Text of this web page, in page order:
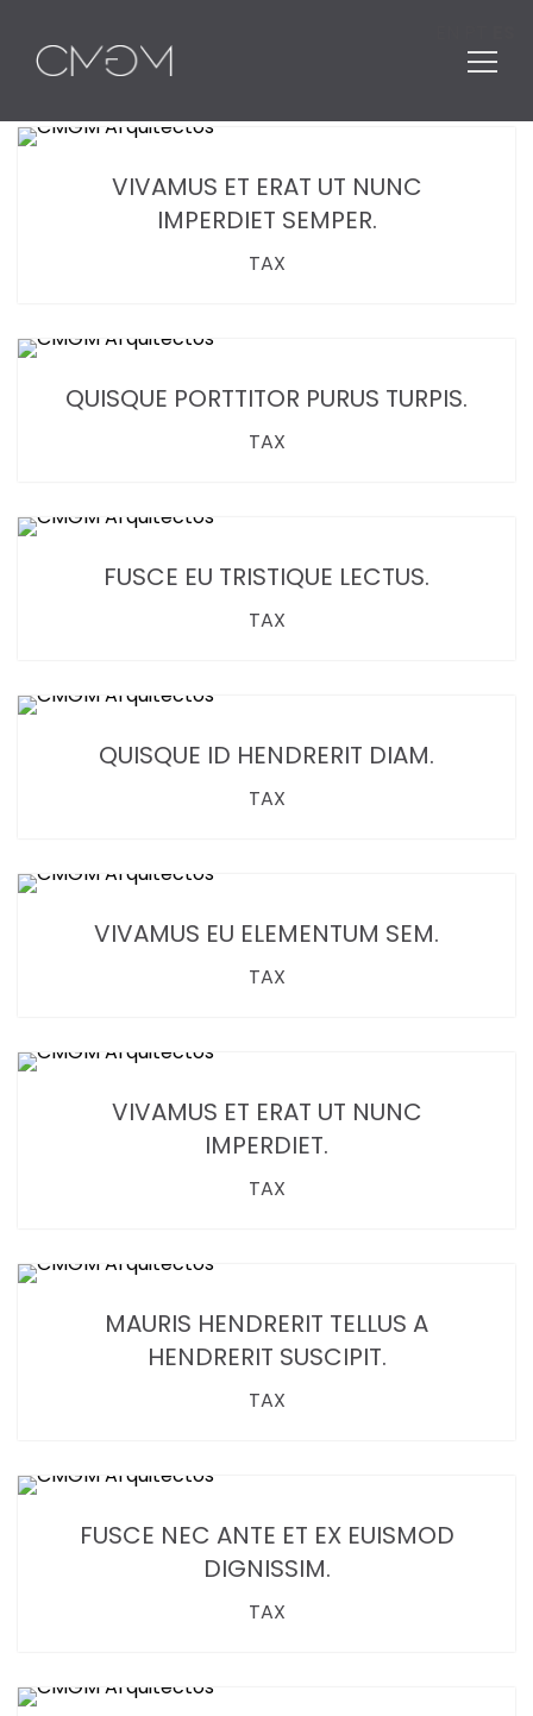
Buscar:
VIVAMUS ET ERAT UT NUNC
IMPERDIET SEMPER.
TAX
QUISQUE PORTTITOR PURUS TURPIS.
TAX
FUSCE EU TRISTIQUE LECTUS.
TAX
QUISQUE ID HENDRERIT DIAM.
TAX
VIVAMUS EU ELEMENTUM SEM.
TAX
VIVAMUS ET ERAT UT NUNC
IMPERDIET.
TAX
MAURIS HENDRERIT TELLUS A
HENDRERIT SUSCIPIT.
TAX
FUSCE NEC ANTE ET EX EUISMOD
DIGNISSIM.
TAX